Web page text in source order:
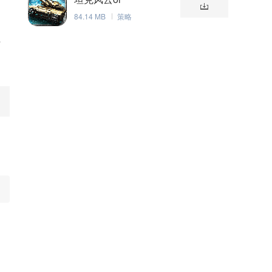
84.14 MB 策略